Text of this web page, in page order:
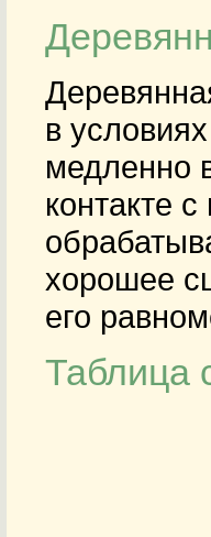
в
медленно
контакте
хорошее
его
Таблица